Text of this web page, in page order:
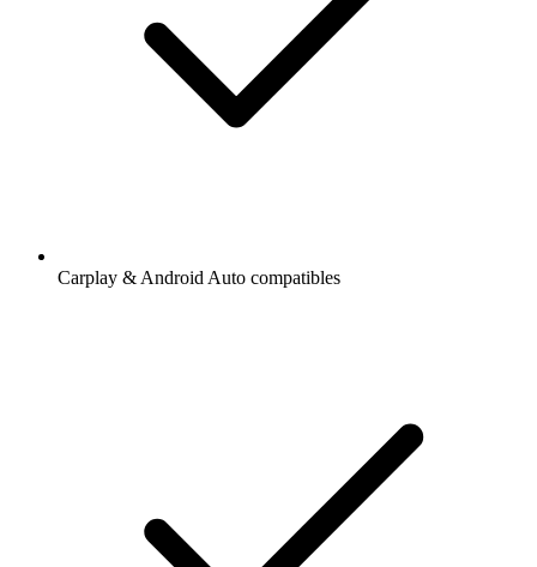
Carplay & Android Auto compatibles